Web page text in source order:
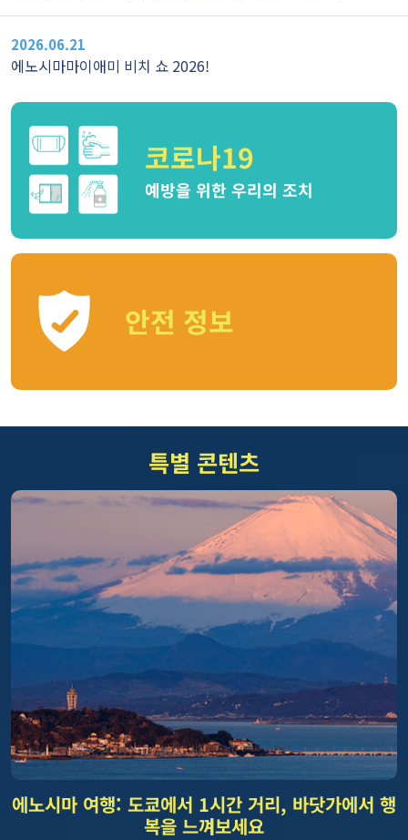
2026.06.21
에노시마마이애미 비치 쇼 2026!
코로나19
예방을 위한 우리의 조치
안전 정보
특별 콘텐츠
에노시마 여행: 도쿄에서 1시간 거리, 바닷가에서 행
복을 느껴보세요